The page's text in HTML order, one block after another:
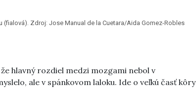
Zdroj: Jose Manual de la Cuetara/Aida Gomez-Robles
hlavný rozdiel medzi mozgami nebol v
ale v spánkovom laloku. Ide o veľkú časť kôry